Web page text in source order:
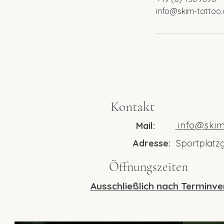
i
.
info@skim-
Kontakt
Mail:
Adresse:
Öffnungszeiten
Ausschließlich nach